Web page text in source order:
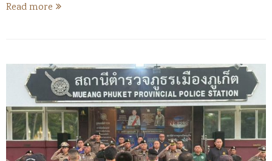
Read more